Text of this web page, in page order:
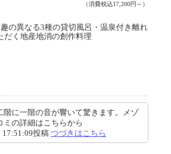
（消費税込17,200円～）
の異なる3種の貸切風呂・温泉付き離れ
だく地産地消の創作料理
に一階の音が響いて驚きます。メゾ
ミの詳細はこちらから
投稿 つづきはこちら